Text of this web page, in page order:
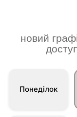
новий
Понеділок